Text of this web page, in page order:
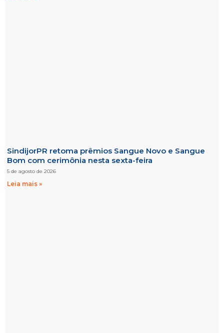
SindijorPR retoma prêmios Sangue Novo e Sangue
Bom com cerimônia nesta sexta-feira
5 de agosto de 2026
Leia mais »